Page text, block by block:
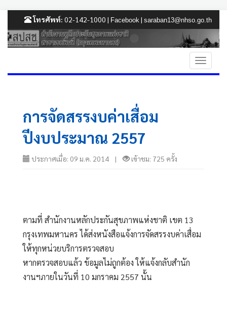
โทรศัพท์: 02-142-1000 | Facebook | saraban13@nhso.go.th
การจัดสรรงบค่าเสื่อม
ปีงบประมาณ 2557
ประกาศเมื่อ: 09 ม.ค. 2014 | เข้าชม: 725 ครั้ง
ตามที่ สำนักงานหลักประกันสุขภาพแห่งชาติ เขต 13
กรุงเทพมหานคร ได้ส่งหนังสือแจ้งการจัดสรรงบค่าเสื่อม
ให้ทุกหน่วยบริการตรวจสอบ
หากตรวจสอบแล้ว ข้อมูลไม่ถูกต้อง ให้แจ้งกลับสำนัก
งานฯภายในวันที่ 10 มกราคม 2557 นั้น